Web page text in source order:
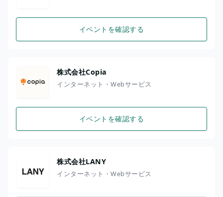
イベントを確認する
株式会社Copia
インターネット・Webサービス
イベントを確認する
株式会社LANY
インターネット・Webサービス